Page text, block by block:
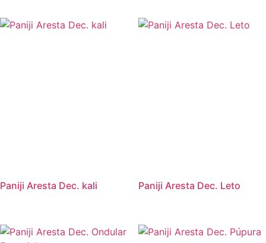
Paniji Aresta Dec. kali Paniji Aresta Dec. Leto